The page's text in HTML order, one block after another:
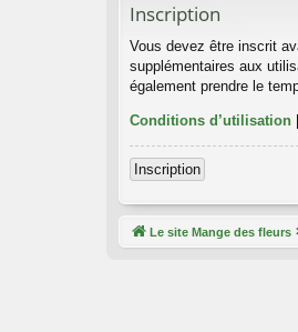
Inscription
Vous devez être inscrit
supplémentaires aux
également prendre le
Conditions d’utilisation |
Inscription
Le site Mange des fleurs